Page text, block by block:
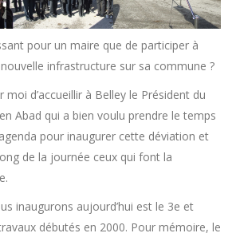
pour un maire que de participer à
nouvelle infrastructure sur sa commune ?
moi d’accueillir à Belley le Président du
Abad qui a bien voulu prendre le temps
pour inaugurer cette déviation et
de la journée ceux qui font la
inaugurons aujourd’hui est le 3e et
débutés en 2000. Pour mémoire, le